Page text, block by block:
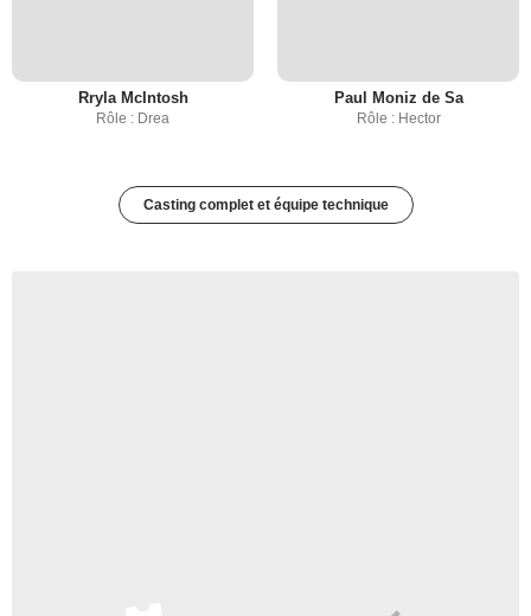
Rryla McIntosh
Rôle : Drea
Paul Moniz de Sa
Rôle : Hector
Casting complet et équipe technique